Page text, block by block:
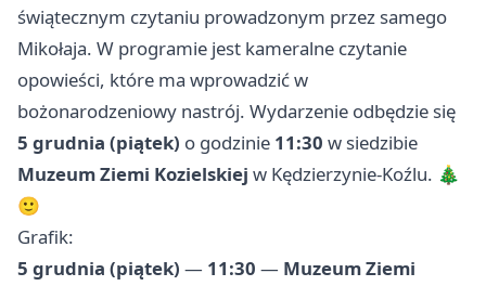
świątecznym czytaniu prowadzonym przez samego
Mikołaja. W programie jest kameralne czytanie
opowieści, które ma wprowadzić w
bożonarodzeniowy nastrój. Wydarzenie odbędzie się
5 grudnia (piątek) o godzinie 11:30 w siedzibie
Muzeum Ziemi Kozielskiej w Kędzierzynie‑Koźlu. 🎄
🙂
Grafik:
5 grudnia (piątek) — 11:30 — Muzeum Ziemi